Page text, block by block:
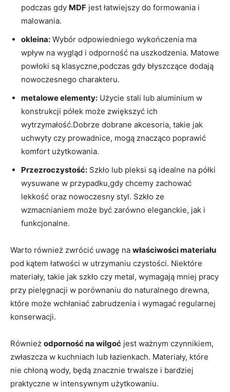
podczas ⁢gdy MDF ⁣jest⁤ łatwiejszy do formowania i
malowania.
okleina: Wybór⁤ odpowiedniego ‌wykończenia ma
wpływ ‌na ‌wygląd i odporność na uszkodzenia. Matowe⁢
powłoki są ⁣klasyczne,podczas gdy błyszczące dodają
nowoczesnego charakteru.
metalowe elementy: Użycie stali lub aluminium w‌
konstrukcji półek może zwiększyć ich
‌wytrzymałość.Dobrze dobrane akcesoria, takie jak
uchwyty czy prowadnice, mogą ⁣znacząco​ poprawić
komfort użytkowania.
Przezroczystość: Szkło ⁣lub⁣ pleksi są idealne na półki
wysuwane w ⁢przypadku,gdy chcemy​ zachować
lekkość oraz nowoczesny ⁢styl.⁢ Szkło ze⁢
wzmacnianiem może‌ być zarówno eleganckie,⁤ jak i
funkcjonalne.
Warto również zwrócić⁤ uwagę na właściwości​ materiału
pod kątem łatwości​ w utrzymaniu czystości. ⁢Niektóre
materiały, takie jak⁢ szkło‌ czy metal,‌ wymagają mniej pracy
przy pielęgnacji w porównaniu do naturalnego drewna,
które może wchłaniać zabrudzenia ⁣i‍ wymagać regularnej
konserwacji.
Również odporność na wilgoć ⁤jest ważnym czynnikiem,​
zwłaszcza w kuchniach lub⁢ łazienkach. ⁢Materiały,⁢ które
nie chłoną wody, ‍będą‍ znacznie trwalsze i‌ bardziej
praktyczne w intensywnym​ użytkowaniu.